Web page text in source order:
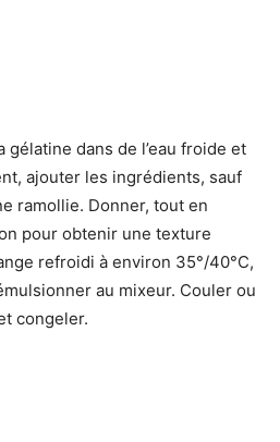
gélatine dans de l’eau froide et
ajouter les ingrédients, sauf
ramollie. Donner, tout en
pour obtenir une texture
refroidi à environ 35°/40°C,
au mixeur. Couler ou
congeler.